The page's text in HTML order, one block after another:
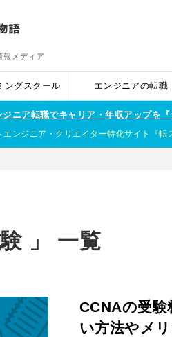
報メディア
ングスクール エンジニアの転職
ニア転職でキャリア・年収アップを
エンジニア・クリエイター特化サイト『転
」 一覧
CCNAの受
い方法やメ